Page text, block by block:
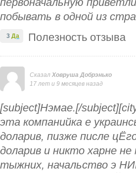
первоначальную
побывать в одной из
Полезность отзыва
3 Да
Сказал Ховруша Добрэнько
17 лет и 9 месяцев назад
[subject]Нэмае.[/
эта компанийка е
доларив, пизже писле
доларив и никто харне
тыжних, начальство э